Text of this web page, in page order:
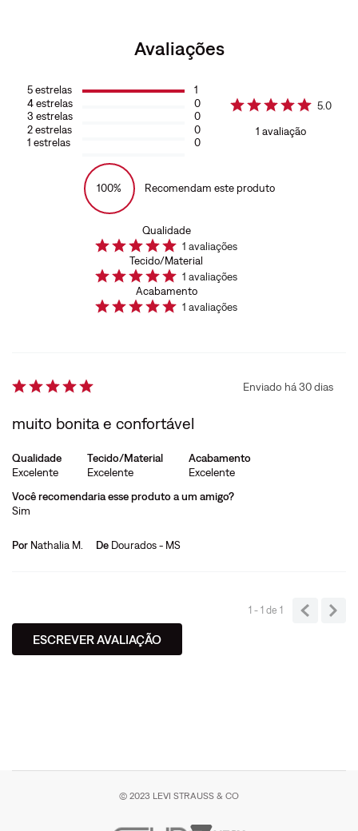
Avaliações
5estrelas
4estrelas
3 estrelas
2estrelas
1 estrelas
1
0
0
0
0
5.0
1 avaliação
100% Recomendam este produto
Qualidade
1 avaliações
Tecido/Material
1 avaliações
Acabamento
1 avaliações
Enviado há30 dias
muito bonita e confortável
Qualidade
Excelente
Tecido/Material
Excelente
Acabamento
Excelente
Você recomendaria esse produto a um amigo?
Sim
Por Nathalia M. De Dourados - MS
1 - 1de 1
ESCREVER AVALIAÇÃO
© 2023 LEVI STRAUSS & CO